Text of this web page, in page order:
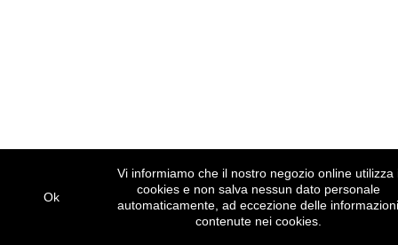
Ok
Vi informiamo che il nostro negozio online utilizza
cookies e non salva nessun dato personale
automaticamente, ad eccezione delle informazioni
contenute nei cookies.